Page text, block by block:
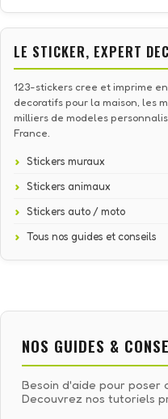
LE STICKER, EXPERT
123-stickers cree et imprime
decoratifs pour la maison, les
milliers de modeles
France.
Stickers muraux
Stickers animaux
Stickers auto / moto
Tous nos guides et conseils
NOS GUIDES &
Besoin d'aide pour poser
Decouvrez nos tutoriels